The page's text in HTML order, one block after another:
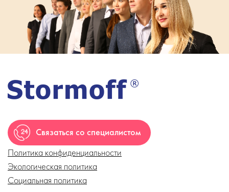
Связаться со специалистом
Политика конфиденциальности
Экологическая политика
Социальная политика